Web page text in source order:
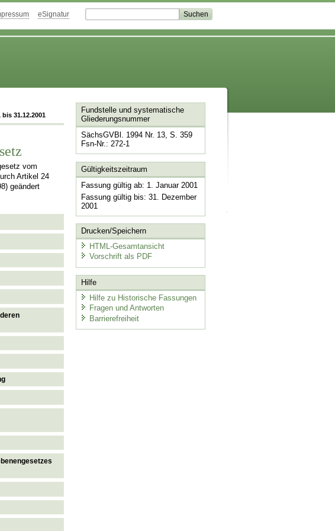
eSignatur
31.12.2001
vom
Artikel 24
geändert
Fundstelle und systematische
Gliederungsnummer
SächsGVBl. 1994 Nr. 13, S. 359
Fsn-Nr.: 272-1
Gültigkeitszeitraum
Fassung gültig ab: 1. Januar 2001
Fassung gültig bis: 31. Dezember
2001
Drucken/Speichern
HTML-Gesamtansicht
Vorschrift als PDF
Hilfe
Hilfe zu Historische Fassungen
Fragen und Antworten
Barrierefreiheit